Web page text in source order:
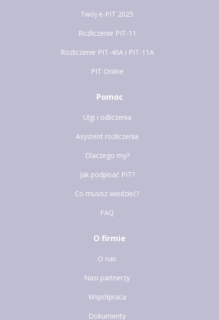
Twój e-PIT 2025
Rozliczenie PIT-11
Rozliczenie PIT-40A i PIT-11A
PIT Online
Pomoc
Ulgi i odliczenia
Asystent rozliczenia
Dlaczego my?
Jak podpisać PIT?
Co musisz wiedzieć?
FAQ
O firmie
O nas
Nasi partnerzy
Współpraca
Dokumenty